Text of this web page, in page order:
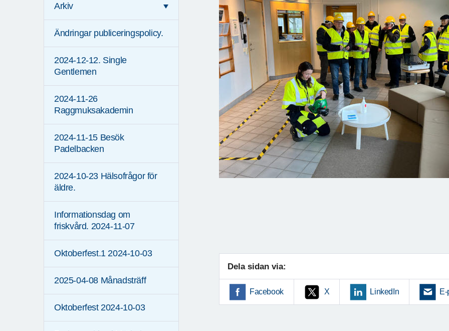
Arkiv
Ändringar publiceringspolicy.
2024-12-12. Single
Gentlemen
2024-11-26
Raggmuksakademin
2024-11-15 Besök
Padelbacken
2024-10-23 Hälsofrågor för
äldre.
Informationsdag om
friskvård. 2024-11-07
Oktoberfest.1 2024-10-03
2025-04-08 Månadsträff
Oktoberfest 2024-10-03
Dela sidan via:
Facebook X LinkedIn